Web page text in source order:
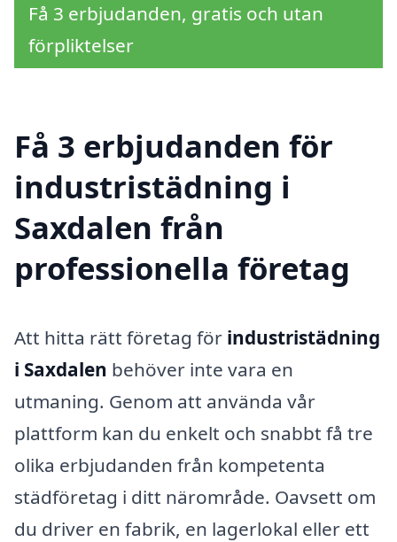
Få 3 erbjudanden, gratis och utan
förpliktelser
Få 3 erbjudanden för
industristädning i
Saxdalen från
professionella företag
Att hitta rätt företag för industristädning
i Saxdalen behöver inte vara en
utmaning. Genom att använda vår
plattform kan du enkelt och snabbt få tre
olika erbjudanden från kompetenta
städföretag i ditt närområde. Oavsett om
du driver en fabrik, en lagerlokal eller ett